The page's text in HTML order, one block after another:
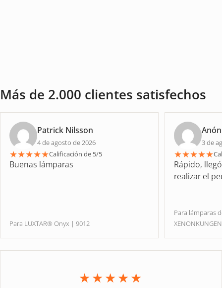
Más de 2.000 clientes satisfechos
Patrick Nilsson
4 de agosto de 2026
★★★★★Calificación de 5/5
Buenas lámparas
Para LUXTAR® Onyx | 9012
3 de
★★★★★
Rápido,
realizar el
Para lámparas
★★★★★